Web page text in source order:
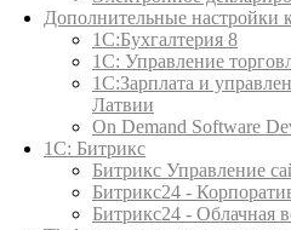
Дополнительные настройки
1С:Бухгалтерия 8
1C: Управление
1С:Зарплата и
Латвии
On Demand Software
1С: Битрикс
Битрикс Управление
Битрикс24 -
Битрикс24 - Облачная